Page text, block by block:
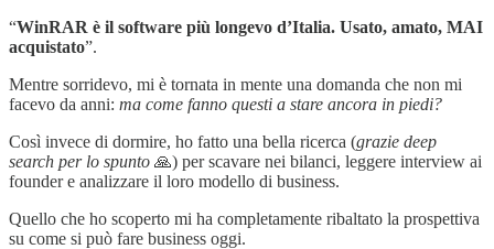
“WinRAR è il software più longevo d’Italia. Usato, amato, MAI
acquistato”.
Mentre sorridevo, mi è tornata in mente una domanda che non mi
facevo da anni: ma come fanno questi a stare ancora in piedi?
Così invece di dormire, ho fatto una bella ricerca (grazie deep
search per lo spunto 🙏) per scavare nei bilanci, leggere interview ai
founder e analizzare il loro modello di business.
Quello che ho scoperto mi ha completamente ribaltato la prospettiva
su come si può fare business oggi.